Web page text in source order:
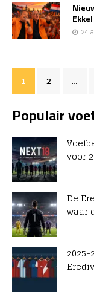
24
1 2 …
Populair
voor
De
waar